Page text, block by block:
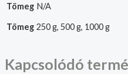
Tömeg N/A
Tömeg 250 g, 500 g, 1000 g
Kapcsolódó